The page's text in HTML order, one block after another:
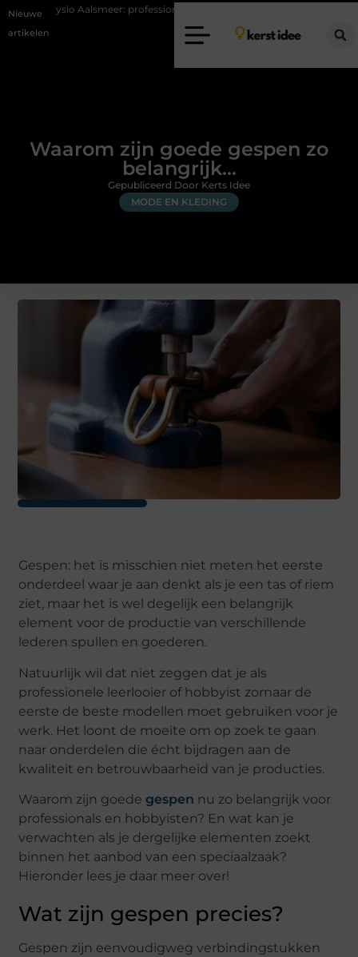
Nieuwe
artikelen
professionele hulp bij pijn en bewegingsklachten
Waarom zijn goede gespen zo
belangrijk…
MODE EN KLEDING
Gepubliceerd Door Kerts Idee
Gespen: het is misschien niet meten het eerste
onderdeel waar je aan denkt als je een tas of riem
ziet, maar het is wel degelijk een belangrijk
element voor de productie van verschillende
lederen spullen en goederen.
Natuurlijk wil dat niet zeggen dat je als
professionele leerlooier of hobbyist zomaar de
eerste de beste modellen moet gebruiken voor je
werk. Het loont de moeite om op zoek te gaan
naar onderdelen die écht bijdragen aan de
kwaliteit en betrouwbaarheid van je producties.
Waarom zijn goedegespen nu zo belangrijk voor
professionals en hobbyisten? En wat kan je
verwachten als je dergelijke elementen zoekt
binnen het aanbod van een speciaalzaak?
Hieronder lees je daar meer over!
Wat zijn gespen precies?
Gespen zijn eenvoudigweg verbindingstukken